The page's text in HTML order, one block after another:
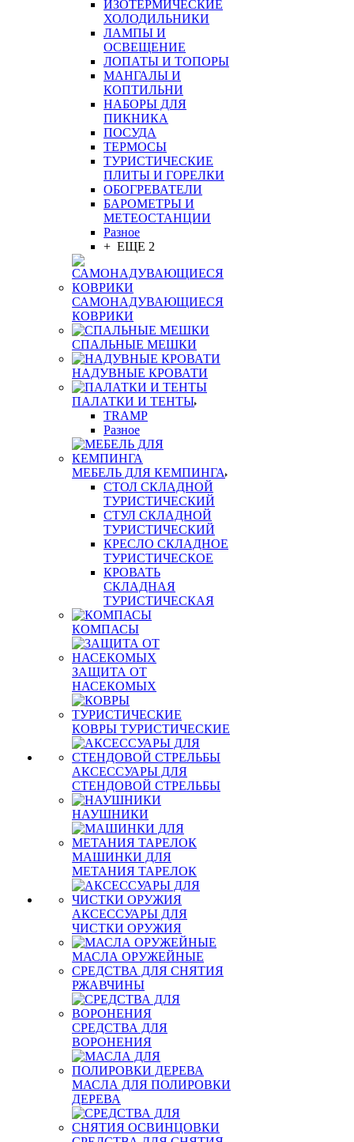
ИЗОТЕРМИЧЕСКИЕ
ХОЛОДИЛЬНИКИ
ЛАМПЫ И
ОСВЕЩЕНИЕ
ЛОПАТЫ И ТОПОРЫ
МАНГАЛЫ И
КОПТИЛЬНИ
НАБОРЫ ДЛЯ
ПИКНИКА
ПОСУДА
ТЕРМОСЫ
ТУРИСТИЧЕСКИЕ
ПЛИТЫ И ГОРЕЛКИ
ОБОГРЕВАТЕЛИ
БАРОМЕТРЫ И
МЕТЕОСТАНЦИИ
Разное
+ ЕЩЕ 2
САМОНАДУВАЮЩИЕСЯ
КОВРИКИ
СПАЛЬНЫЕ МЕШКИ
НАДУВНЫЕ КРОВАТИ
ПАЛАТКИ И ТЕНТЫ
TRAMP
Разное
МЕБЕЛЬ ДЛЯ КЕМПИНГА
СТОЛ СКЛАДНОЙ
ТУРИСТИЧЕСКИЙ
СТУЛ СКЛАДНОЙ
ТУРИСТИЧЕСКИЙ
КРЕСЛО СКЛАДНОЕ
ТУРИСТИЧЕСКОЕ
КРОВАТЬ
СКЛАДНАЯ
ТУРИСТИЧЕСКАЯ
КОМПАСЫ
ЗАЩИТА ОТ
НАСЕКОМЫХ
КОВРЫ ТУРИСТИЧЕСКИЕ
АКСЕССУАРЫ ДЛЯ
СТЕНДОВОЙ СТРЕЛЬБЫ
НАУШНИКИ
МАШИНКИ ДЛЯ
МЕТАНИЯ ТАРЕЛОК
АКСЕССУАРЫ ДЛЯ
ЧИСТКИ ОРУЖИЯ
МАСЛА ОРУЖЕЙНЫЕ
СРЕДСТВА ДЛЯ СНЯТИЯ
РЖАВЧИНЫ
СРЕДСТВА ДЛЯ
ВОРОНЕНИЯ
МАСЛА ДЛЯ ПОЛИРОВКИ
ДЕРЕВА